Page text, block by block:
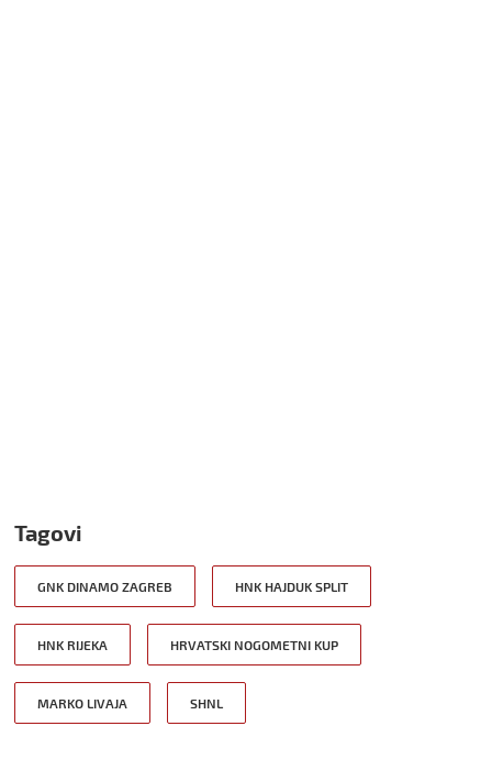
Tagovi
GNK DINAMO ZAGREB HNK HAJDUK SPLIT
HNK RIJEKA HRVATSKI NOGOMETNI KUP
MARKO LIVAJA SHNL